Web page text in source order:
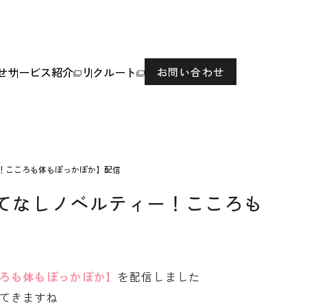
サービス紹介 リクルート お問い合わせ
こころも体もぽっかぽか】配信
なしノベルティー！こころも
も体もぽっかぽか】 を配信しました
きますね